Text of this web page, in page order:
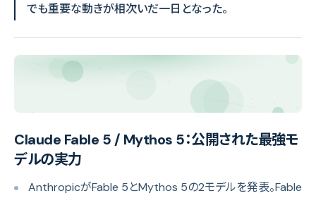
でも重要な動きが相次いだ一日となった。
Claude Fable 5 / Mythos 5：公開された最強モ
デルの実力
AnthropicがFable 5とMythos 5の2モデルを発表。Fable